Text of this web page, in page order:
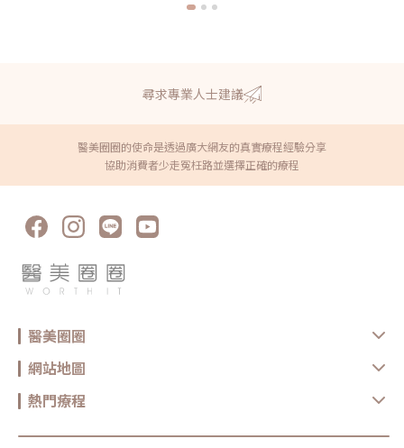
尋求專業人士建議
醫美圈圈的使命是透過廣大網友的真實療程經驗分享
協助消費者少走冤枉路並選擇正確的療程
醫美圈圈
網站地圖
熱門療程